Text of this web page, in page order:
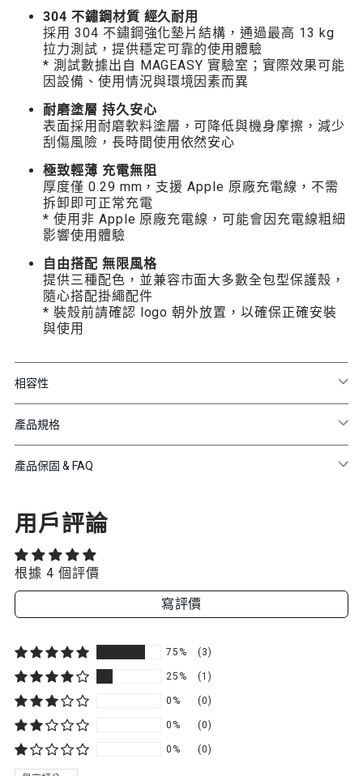
304 不鏽鋼材質 經久耐用
採用 304 不鏽鋼強化墊片結構，通過最高 13 kg
拉力測試，提供穩定可靠的使用體驗
* 測試數據出自 MAGEASY 實驗室；實際效果可能
因設備、使用情況與環境因素而異
耐磨塗層 持久安心
表面採用耐磨軟料塗層，可降低與機身摩擦，減少
刮傷風險，長時間使用依然安心
極致輕薄 充電無阻
厚度僅 0.29 mm，支援 Apple 原廠充電線，不需
拆卸即可正常充電
* 使用非 Apple 原廠充電線，可能會因充電線粗細
影響使用體驗
自由搭配 無限風格
提供三種配色，並兼容市面大多數全包型保護殼，
隨心搭配掛繩配件
* 裝殼前請確認 logo 朝外放置，以確保正確安裝
與使用
相容性
產品規格
產品保固 & FAQ
用戶評論
根據 4 個評價
寫評價
75% (3)
25% (1)
0% (0)
0% (0)
0% (0)